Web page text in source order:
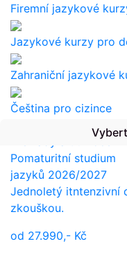
Firemní jazykové
Jazykové kurzy pro
Zahraniční jazykové
Čeština pro cizince
Překlady a tlumočení
Pomaturitní studium
jazyků 2026/2027
Jednoletý itntenzivní
zkouškou.
od 27.990,- Kč